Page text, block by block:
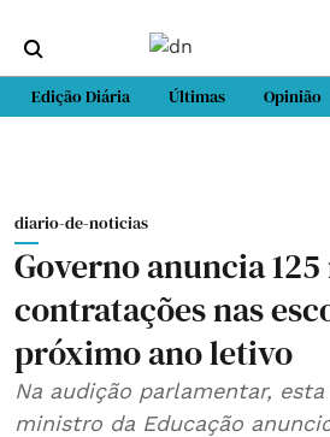
Edição Diária Últimas Opinião
diario-de-noticias
Governo anuncia
contratações nas
próximo ano letivo
Na audição parlamentar,
ministro da Educação